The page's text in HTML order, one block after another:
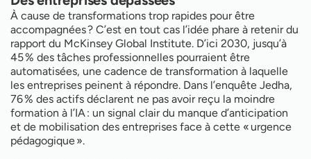
À cause de transformations trop rapides pour être
accompagnées ? C’est en tout cas l’idée phare à retenir du
rapport du McKinsey Global Institute. D’ici 2030, jusqu’à
45 % des tâches professionnelles pourraient être
automatisées, une cadence de transformation à laquelle
les entreprises peinent à répondre. Dans l’enquête Jedha,
76 % des actifs déclarent ne pas avoir reçu la moindre
formation à l’IA : un signal clair du manque d’anticipation
et de mobilisation des entreprises face à cette « urgence
pédagogique ».